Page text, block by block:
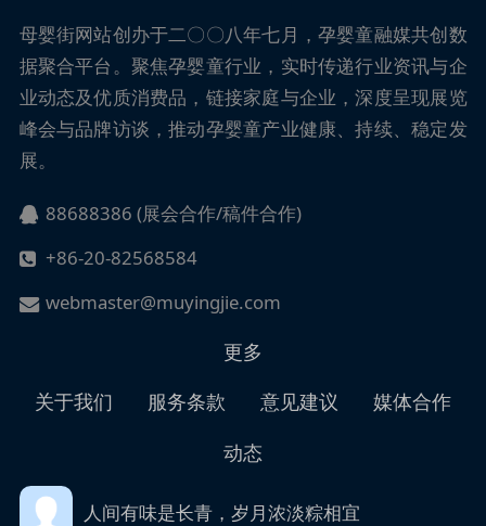
母婴街网站创办于二〇〇八年七月，孕婴童融媒共创数
据聚合平台。聚焦孕婴童行业，实时传递行业资讯与企
业动态及优质消费品，链接家庭与企业，深度呈现展览
峰会与品牌访谈，推动孕婴童产业健康、持续、稳定发
展。
88688386 (展会合作/稿件合作)
+86-20-82568584
webmaster@muyingjie.com
更多
关于我们
服务条款 意见建议
媒体合作
动态
人间有味是长青，岁月浓淡粽相宜